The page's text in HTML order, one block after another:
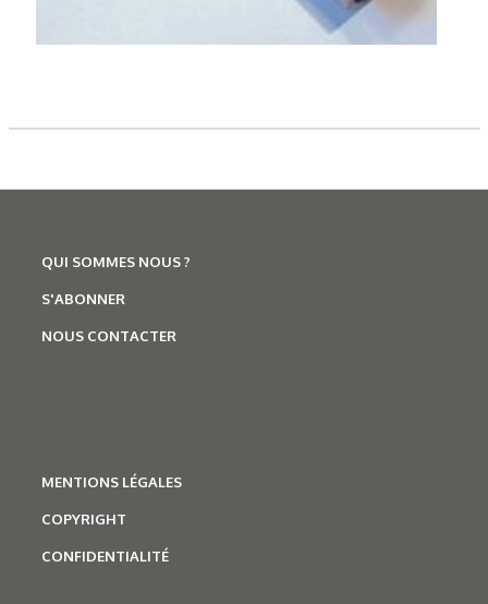
QUI SOMMES NOUS ?
S'ABONNER
NOUS CONTACTER
MENTIONS LÉGALES
COPYRIGHT
CONFIDENTIALITÉ